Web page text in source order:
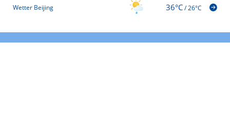
Wetter Beijing 36°C/26°C